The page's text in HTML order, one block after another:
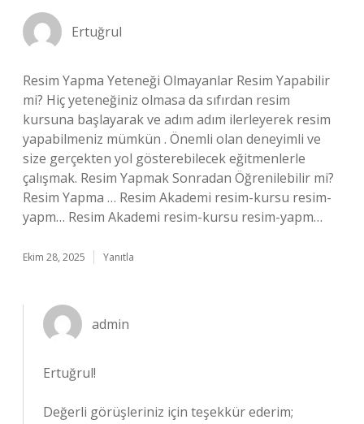
Ertuğrul
Resim Yapma Yeteneği Olmayanlar Resim Yapabilir
mi? Hiç yeteneğiniz olmasa da sıfırdan resim
kursuna başlayarak ve adım adım ilerleyerek resim
yapabilmeniz mümkün . Önemli olan deneyimli ve
size gerçekten yol gösterebilecek eğitmenlerle
çalışmak. Resim Yapmak Sonradan Öğrenilebilir mi?
Resim Yapma … Resim Akademi resim-kursu resim-
yapm… Resim Akademi resim-kursu resim-yapm…
Ekim 28, 2025 Yanıtla
admin
Ertuğrul!
Değerli görüşleriniz için teşekkür ederim;